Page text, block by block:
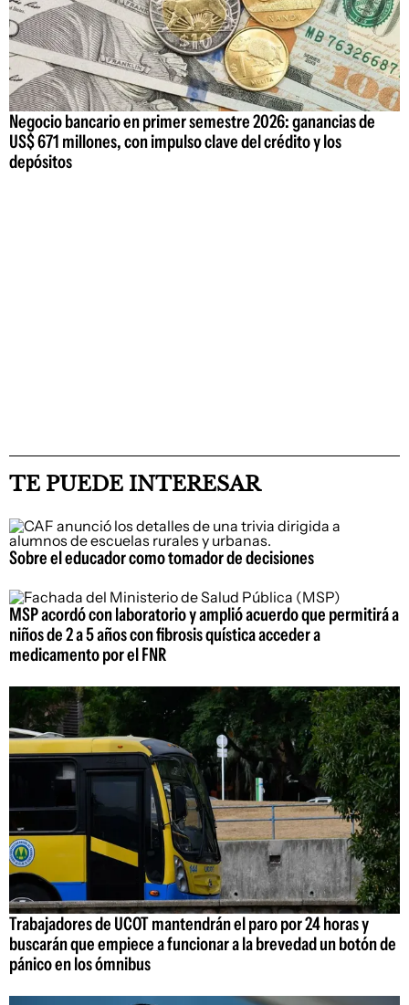
Negocio bancario en primer semestre 2026: ganancias de
US$ 671 millones, con impulso clave del crédito y los
depósitos
TE PUEDE INTERESAR
Sobre el educador como tomador de decisiones
MSP acordó con laboratorio y amplió acuerdo que permitirá a
niños de 2 a 5 años con fibrosis quística acceder a
medicamento por el FNR
Trabajadores de UCOT mantendrán el paro por 24 horas y
buscarán que empiece a funcionar a la brevedad un botón de
pánico en los ómnibus